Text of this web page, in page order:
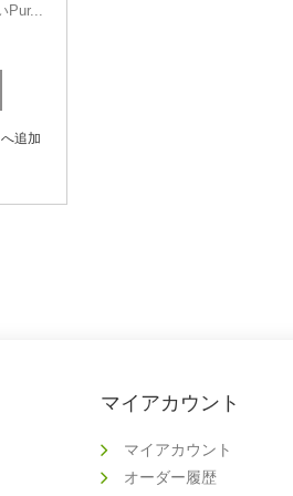
追加
マイアカウント
マイアカウント
オーダー履歴